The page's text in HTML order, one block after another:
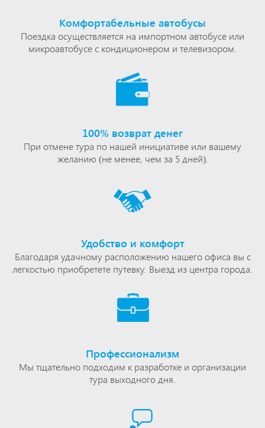
Комфортабельные автобусы
Поездка осуществляется на импортном автобусе или
микроавтобусе с кондиционером и телевизором.
100% возврат денег
При отмене тура по нашей инициативе или вашему
желанию (не менее, чем за 5 дней).
Удобство и комфорт
Благодаря удачному расположению нашего офиса вы с
легкостью приобретете путевку. Выезд из центра города.
Профессионализм
Мы тщательно подходим к разработке и организации
тура выходного дня.